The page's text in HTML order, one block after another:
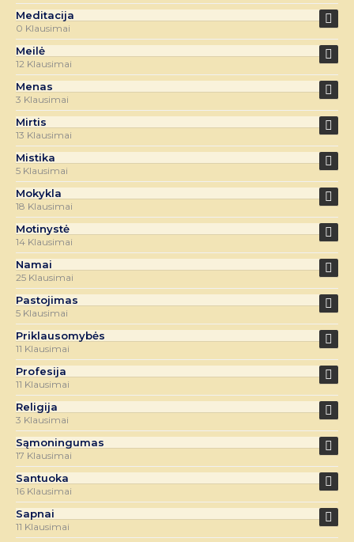
Meditacija
0 Klausimai
Meilė
12 Klausimai
Menas
3 Klausimai
Mirtis
13 Klausimai
Mistika
5 Klausimai
Mokykla
18 Klausimai
Motinystė
14 Klausimai
Namai
25 Klausimai
Pastojimas
5 Klausimai
Priklausomybės
11 Klausimai
Profesija
11 Klausimai
Religija
3 Klausimai
Sąmoningumas
17 Klausimai
Santuoka
16 Klausimai
Sapnai
11 Klausimai